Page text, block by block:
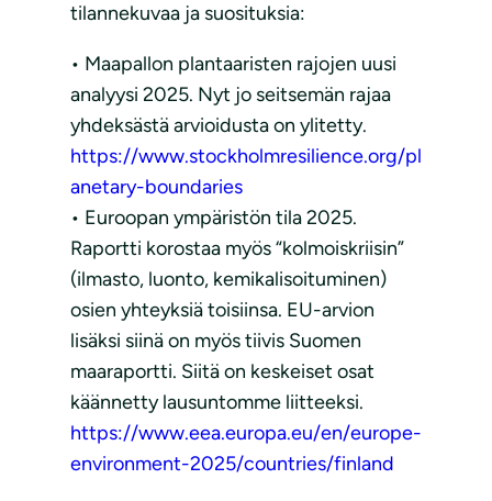
tilannekuvaa ja suosituksia:
• Maapallon plantaaristen rajojen uusi
analyysi 2025. Nyt jo seitsemän rajaa
yhdeksästä arvioidusta on ylitetty.
https://www.stockholmresilience.org/pl
anetary-boundaries
• Euroopan ympäristön tila 2025.
Raportti korostaa myös “kolmoiskriisin”
(ilmasto, luonto, kemikalisoituminen)
osien yhteyksiä toisiinsa. EU-arvion
lisäksi siinä on myös tiivis Suomen
maaraportti. Siitä on keskeiset osat
käännetty lausuntomme liitteeksi.
https://www.eea.europa.eu/en/europe-
environment-2025/countries/finland